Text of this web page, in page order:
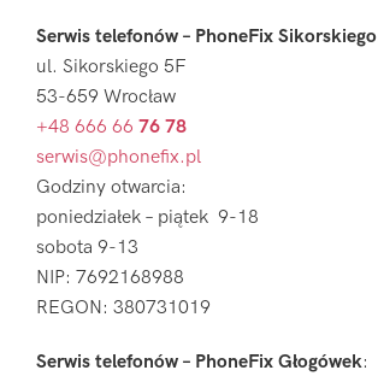
Serwis telefonów – PhoneFix Sikorskiego
ul. Sikorskiego 5F
53-659 Wrocław
+48 666 66 76 78
serwis@phonefix.pl
Godziny otwarcia:
poniedziałek – piątek 9-18
sobota 9-13
NIP: 7692168988
REGON: 380731019
Serwis telefonów – PhoneFix Głogówek: